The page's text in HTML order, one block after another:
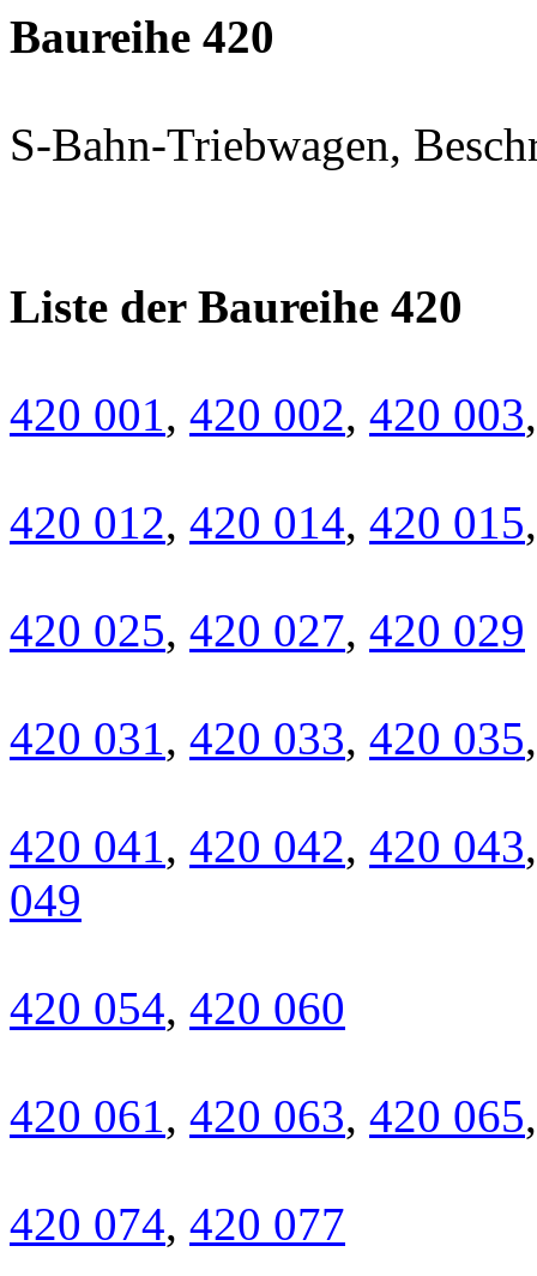
Baureihe 420
S-Bahn-Triebwagen,
Liste der Baureihe 420
420 001, 420 002, 420 003
420 012, 420 014, 420 015
420 025, 420 027, 420 029
420 031, 420 033, 420 035
420 041, 420 042, 420 043
049
420 054, 420 060
420 061, 420 063, 420 065
420 074, 420 077